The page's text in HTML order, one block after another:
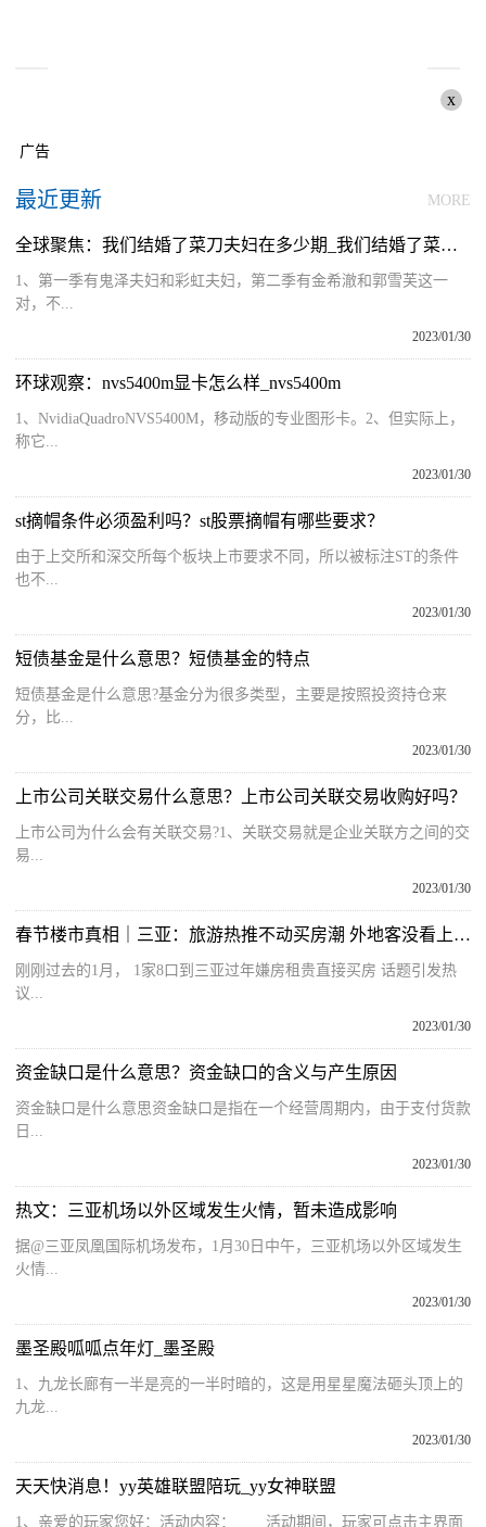
x
广告
最近更新 MORE
全球聚焦：我们结婚了菜刀夫妇在多少期_我们结婚了菜刀夫妇
1、第一季有鬼泽夫妇和彩虹夫妇，第二季有金希澈和郭雪芙这一
对，不...
2023/01/30
环球观察：nvs5400m显卡怎么样_nvs5400m
1、NvidiaQuadroNVS5400M，移动版的专业图形卡。2、但实际上，
称它...
2023/01/30
st摘帽条件必须盈利吗？st股票摘帽有哪些要求？
由于上交所和深交所每个板块上市要求不同，所以被标注ST的条件
也不...
2023/01/30
短债基金是什么意思？短债基金的特点
短债基金是什么意思?基金分为很多类型，主要是按照投资持仓来
分，比...
2023/01/30
上市公司关联交易什么意思？上市公司关联交易收购好吗？
上市公司为什么会有关联交易?1、关联交易就是企业关联方之间的交
易...
2023/01/30
春节楼市真相｜三亚：旅游热推不动买房潮 外地客没看上“公寓”房
刚刚过去的1月， 1家8口到三亚过年嫌房租贵直接买房 话题引发热
议...
2023/01/30
资金缺口是什么意思？资金缺口的含义与产生原因
资金缺口是什么意思资金缺口是指在一个经营周期内，由于支付货款
日...
2023/01/30
热文：三亚机场以外区域发生火情，暂未造成影响
据@三亚凤凰国际机场发布，1月30日中午，三亚机场以外区域发生
火情...
2023/01/30
墨圣殿呱呱点年灯_墨圣殿
1、九龙长廊有一半是亮的一半时暗的，这是用星星魔法砸头顶上的
九龙...
2023/01/30
天天快消息！yy英雄联盟陪玩_yy女神联盟
1、亲爱的玩家您好：活动内容： 活动期间，玩家可点击主界面